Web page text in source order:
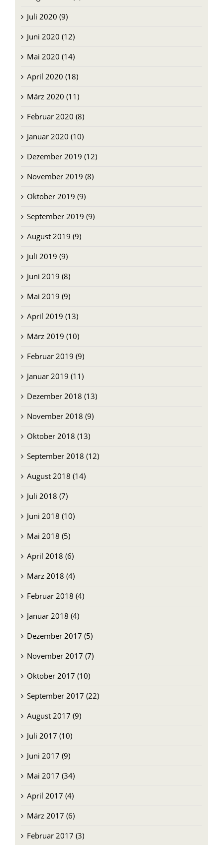
Juni 2020 (12)
Mai 2020 (14)
April 2020 (18)
März 2020 (11)
Februar 2020 (8)
Januar 2020 (10)
Dezember 2019 (12)
November 2019 (8)
Oktober 2019 (9)
September 2019 (9)
August 2019 (9)
Juli 2019 (9)
Juni 2019 (8)
Mai 2019 (9)
April 2019 (13)
März 2019 (10)
Februar 2019 (9)
Januar 2019 (11)
Dezember 2018 (13)
November 2018 (9)
Oktober 2018 (13)
September 2018 (12)
August 2018 (14)
Juli 2018 (7)
Juni 2018 (10)
Mai 2018 (5)
April 2018 (6)
März 2018 (4)
Februar 2018 (4)
Januar 2018 (4)
Dezember 2017 (5)
November 2017 (7)
Oktober 2017 (10)
September 2017 (22)
August 2017 (9)
Juli 2017 (10)
Juni 2017 (9)
Mai 2017 (34)
April 2017 (4)
März 2017 (6)
Februar 2017 (3)
Januar 2017 (4)